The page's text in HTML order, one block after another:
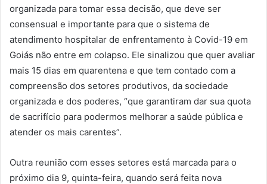
organizada para tomar essa decisão, que deve ser
consensual e importante para que o sistema de
atendimento hospitalar de enfrentamento à Covid-19 em
Goiás não entre em colapso. Ele sinalizou que quer avaliar
mais 15 dias em quarentena e que tem contado com a
compreensão dos setores produtivos, da sociedade
organizada e dos poderes, “que garantiram dar sua quota
de sacrifício para podermos melhorar a saúde pública e
atender os mais carentes”.
Outra reunião com esses setores está marcada para o
próximo dia 9, quinta-feira, quando será feita nova